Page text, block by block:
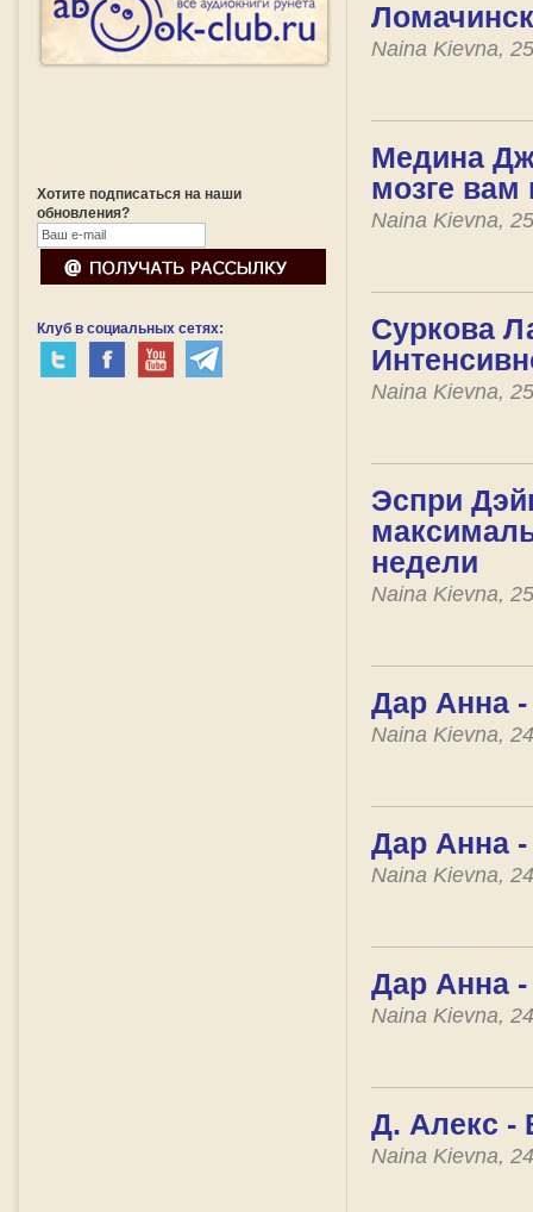
Хотите подписаться на наши
обновления?
Клуб в социальных сетях:
Naina Kievna,
Медина
мозге
Naina Kievna,
Суркова
Naina Kievna,
Эспри
недели
Naina Kievna,
Дар Анна -
Naina Kievna,
Дар Анна
Naina Kievna,
Дар Анна
Naina Kievna,
Д. Алекс -
Naina Kievna,